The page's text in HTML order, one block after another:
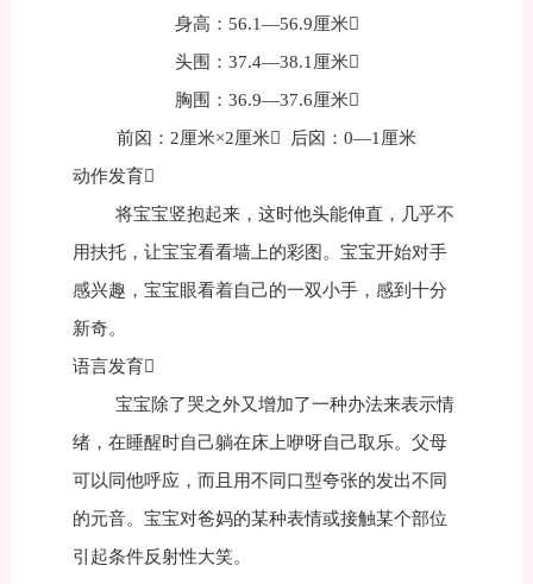
身高：56.1—56.9厘米
头围：37.4—38.1厘米
胸围：36.9—37.6厘米
前囟：2厘米×2厘米 后囟：0—1厘米
动作发育
将宝宝竖抱起来，这时他头能伸直，几乎不
用扶托，让宝宝看看墙上的彩图。宝宝开始对手
感兴趣，宝宝眼看着自己的一双小手，感到十分
新奇。
语言发育
宝宝除了哭之外又增加了一种办法来表示情
绪，在睡醒时自己躺在床上咿呀自己取乐。父母
可以同他呼应，而且用不同口型夸张的发出不同
的元音。宝宝对爸妈的某种表情或接触某个部位
引起条件反射性大笑。